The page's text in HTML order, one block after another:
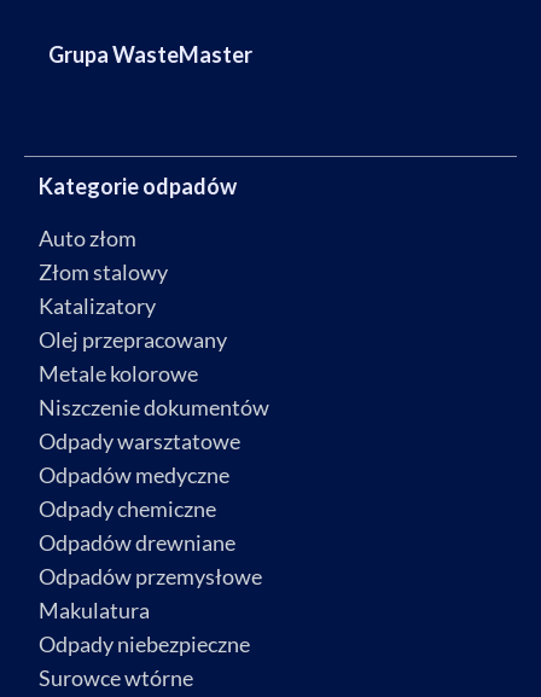
Grupa WasteMaster
Kategorie odpadów
Auto złom
Złom stalowy
Katalizatory
Olej przepracowany
Metale kolorowe
Niszczenie dokumentów
Odpady warsztatowe
Odpadów medyczne
Odpady chemiczne
Odpadów drewniane
Odpadów przemysłowe
Makulatura
Odpady niebezpieczne
Surowce wtórne